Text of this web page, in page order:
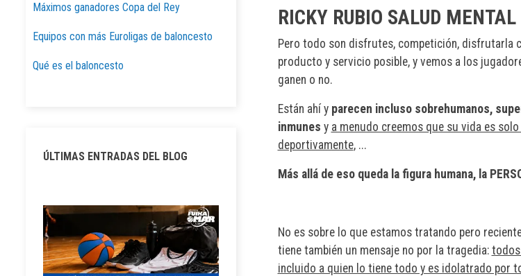
Máximos ganadores Copa del Rey
Equipos con más Euroligas de baloncesto
Qué es el baloncesto
ÚLTIMAS ENTRADAS DEL BLOG
RICKY RUBIO SALUD MENTAL
Pero todo son disfrutes, competición, disfrutarla
producto y servicio posible, y vemos a los
ganen o no.
Están ahí y parecen incluso sobrehumanos,
inmunes y a menudo creemos que su vida es
deportivamente, ...
Más allá de eso queda la figura humana, la
No es sobre lo que estamos tratando pero
tiene también un mensaje no por la tragedia: todos
incluido a quien lo tiene todo y es idolatrado por